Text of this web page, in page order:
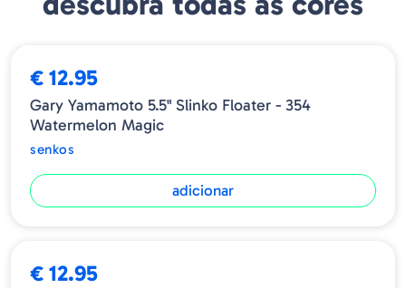
€ 12.95
Gary Yamamoto 5.5" Slinko Floater - 354
Watermelon Magic
senkos
adicionar
€ 12.95